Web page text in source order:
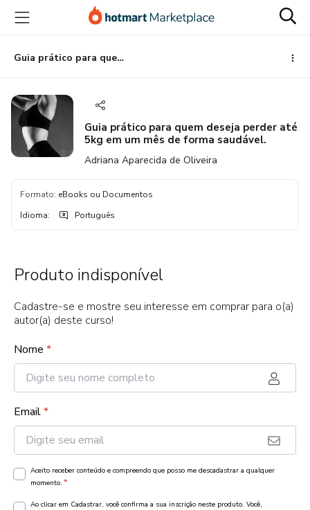
para
conteúdo
principal
para
pagamento
para
rodapé
Guia prático para quem deseja perder até 5kg em um mês de forma saudável.
Guia prático para quem deseja perder até
5kg em um mês de forma saudável.
Adriana Aparecida de Oliveira
Formato: eBooks ou Documentos
Idioma: Português
Produto indisponível
Cadastre-se e mostre seu interesse em comprar para o(a)
autor(a) deste curso!
Nome *
Email*
Aceito receber conteúdo e compreendo que posso me descadastrar a qualquer
momento. *
Ao clicar em Cadastrar, você confirma a sua inscrição neste produto. Você,